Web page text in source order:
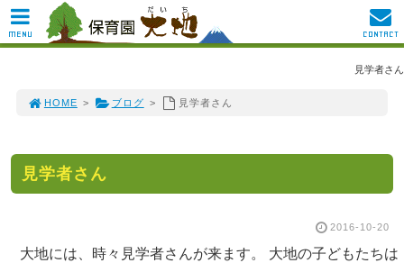
見学者さん
HOME > ブログ > 見学者さん
見学者さん
2016-10-20
大地には、時々見学者さんが来ます。 大地の子どもたちは
MENU CONTACT